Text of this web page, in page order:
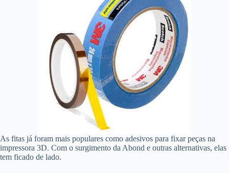
As fitas já foram mais populares como adesivos para fixar peças na
impressora 3D. Com o surgimento da Abond e outras alternativas, elas
tem ficado de lado.